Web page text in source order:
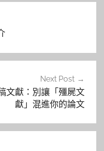
Next Post
文獻：別讓「殭屍文
獻」混進你的論文